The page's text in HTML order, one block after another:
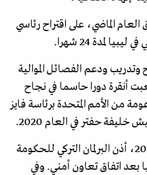
العام الماضي، على اقتراح رئاسي
لمدة 24 شهرا.
ودعم الفصائل الموالية
منذ عام 2011. ولعبت أنقرة دورا حاسما في نجاح
من الأمم المتحدة برئاسة فايز
حفتر في العام 2020.
وفي 2 يناير/كانون الثاني 2020، أذن البرلمان التركي للحكومة
بعد اتفاق تعاون أمني. وفي